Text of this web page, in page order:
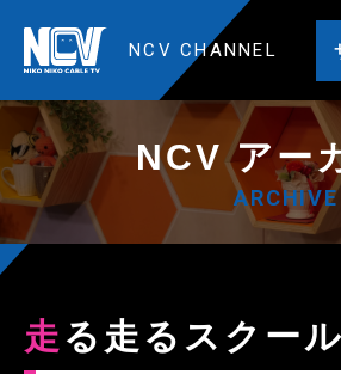
NCV CHANNEL
NCV アー
ARCHIVE
走る走るスクー